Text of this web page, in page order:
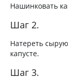
Нашинковать
Шаг 2.
Натереть
капусте.
Шаг 3.